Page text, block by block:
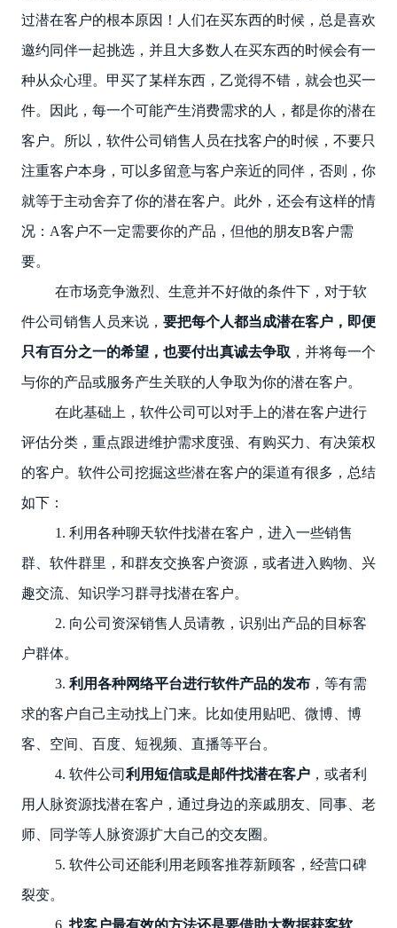
过潜在客户的根本原因！人们在买东西的时候，总是喜欢
邀约同伴一起挑选，并且大多数人在买东西的时候会有一
种从众心理。甲买了某样东西，乙觉得不错，就会也买一
件。因此，每一个可能产生消费需求的人，都是你的潜在
客户。所以，软件公司销售人员在找客户的时候，不要只
注重客户本身，可以多留意与客户亲近的同伴，否则，你
就等于主动舍弃了你的潜在客户。此外，还会有这样的情
况：A客户不一定需要你的产品，但他的朋友B客户需
要。
在市场竞争激烈、生意并不好做的条件下，对于软
件公司销售人员来说， 要把每个人都当成潜在客户，即便
只有百分之一的希望，也要付出真诚去争取 ，并将每一个
与你的产品或服务产生关联的人争取为你的潜在客户。
在此基础上，软件公司可以对手上的潜在客户进行
评估分类，重点跟进维护需求度强、有购买力、有决策权
的客户。软件公司挖掘这些潜在客户的渠道有很多，总结
如下：
1. 利用各种聊天软件找潜在客户，进入一些销售
群、软件群里，和群友交换客户资源，或者进入购物、兴
趣交流、知识学习群寻找潜在客户。
2. 向公司资深销售人员请教，识别出产品的目标客
户群体。
3.利用各种网络平台进行软件产品的发布 ，等有需
求的客户自己主动找上门来。比如使用贴吧、微博、博
客、空间、百度、短视频、直播等平台。
4. 软件公司利用短信或是邮件找潜在客户 ，或者利
用人脉资源找潜在客户，通过身边的亲戚朋友、同事、老
师、同学等人脉资源扩大自己的交友圈。
5. 软件公司还能利用老顾客推荐新顾客，经营口碑
裂变。
6.找客户最有效的方法还是要借助大数据获客软